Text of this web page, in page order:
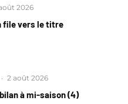
2026
file vers le titre
· 2 août 2026
à mi-saison (4)